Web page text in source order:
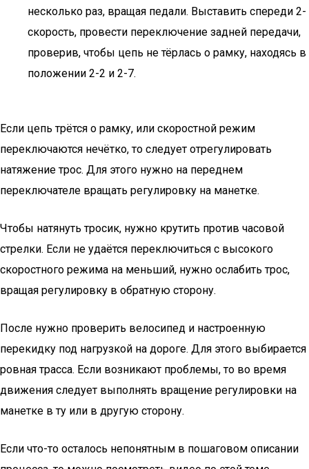
несколько раз, вращая педали. Выставить спереди 2-
скорость, провести переключение задней передачи,
проверив, чтобы цепь не тёрлась о рамку, находясь в
положении 2-2 и 2-7.
Если цепь трётся о рамку, или скоростной режим
переключаются нечётко, то следует отрегулировать
натяжение трос. Для этого нужно на переднем
переключателе вращать регулировку на манетке.
Чтобы натянуть тросик, нужно крутить против часовой
стрелки. Если не удаётся переключиться с высокого
скоростного режима на меньший, нужно ослабить трос,
вращая регулировку в обратную сторону.
После нужно проверить велосипед и настроенную
перекидку под нагрузкой на дороге. Для этого выбирается
ровная трасса. Если возникают проблемы, то во время
движения следует выполнять вращение регулировки на
манетке в ту или в другую сторону.
Если что-то осталось непонятным в пошаговом описании